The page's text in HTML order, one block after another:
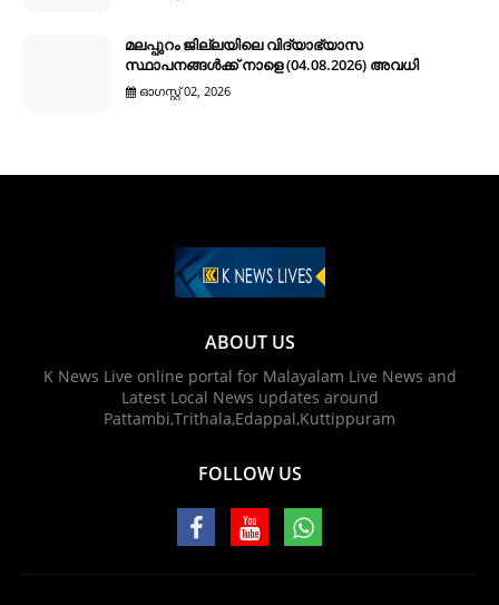
മലപ്പുറം ജില്ലയിലെ വിദ്യാഭ്യാസ
സ്ഥാപനങ്ങൾക്ക് നാളെ (04.08.2026) അവധി
ഓഗസ്റ്റ് 02, 2026
ABOUT US
K News Live online portal for Malayalam Live News and
Latest Local News updates around
Pattambi,Trithala,Edappal,Kuttippuram
FOLLOW US